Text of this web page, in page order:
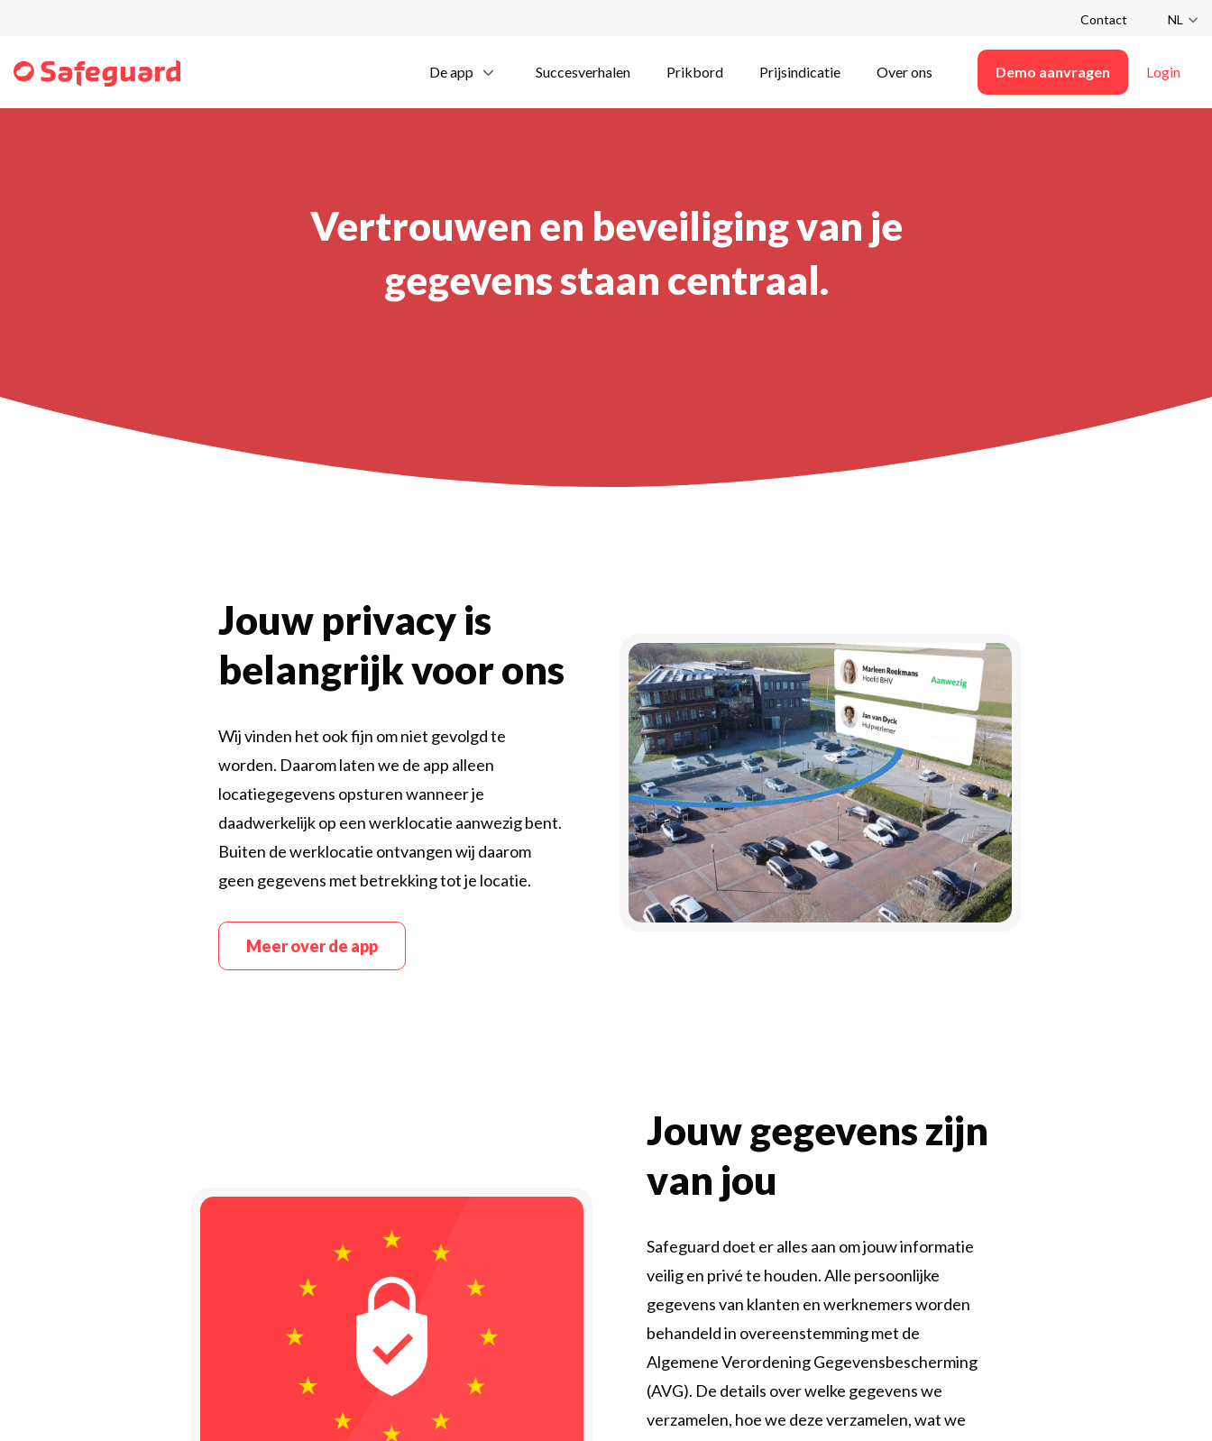
Contact NL
De app Succesverhalen Prikbord Prijsindicatie Over ons Demo aanvragen Login
Vertrouwen en beveiliging van je
gegevens staan centraal.
Jouw privacy is
belangrijk voor ons
Wij vinden het ook fijn om niet gevolgd te
worden. Daarom laten we de app alleen
locatiegegevens opsturen wanneer je
daadwerkelijk op een werklocatie aanwezig bent.
Buiten de werklocatie ontvangen wij daarom
geen gegevens met betrekking tot je locatie.
Meer over de app
Jouw gegevens zijn
van jou
Safeguard doet er alles aan om jouw informatie
veilig en privé te houden. Alle persoonlijke
gegevens van klanten en werknemers worden
behandeld in overeenstemming met de
Algemene Verordening Gegevensbescherming
(AVG). De details over welke gegevens we
verzamelen, hoe we deze verzamelen, wat we